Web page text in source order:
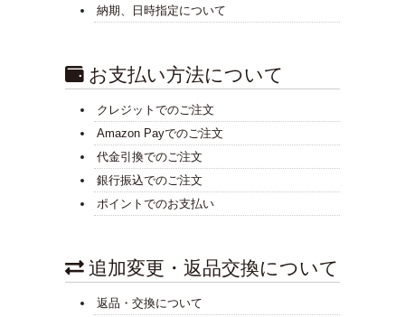
納期、日時指定について
お支払い方法について
クレジットでのご注文
Amazon Payでのご注文
代金引換でのご注文
銀行振込でのご注文
ポイントでのお支払い
追加変更・返品交換について
返品・交換について